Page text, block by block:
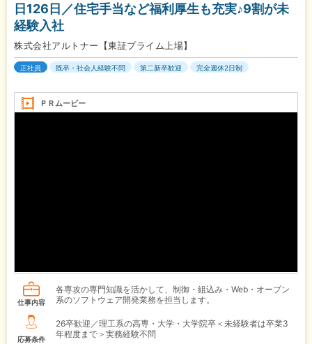
日126日／住宅手当など福利厚生も充実♪9割が未
経験入社
株式会社アルトナー【東証プライム上場】
正社員 既卒・社会人経験不問 第二新卒歓迎 完全週休2日制
ＰＲムービー
仕事内容
各専攻の専門知識を活かして、制御・組込み・Web・オープン
系のソフトウェア開発業務を担当します。
応募条件
26卒歓迎／理工系の高専・大学・大学院卒＜未経験者は卒業3
年程度まで＞実務経験不問